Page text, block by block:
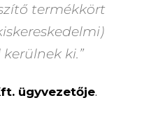
termékkört
ki.”
ügyvezetője.